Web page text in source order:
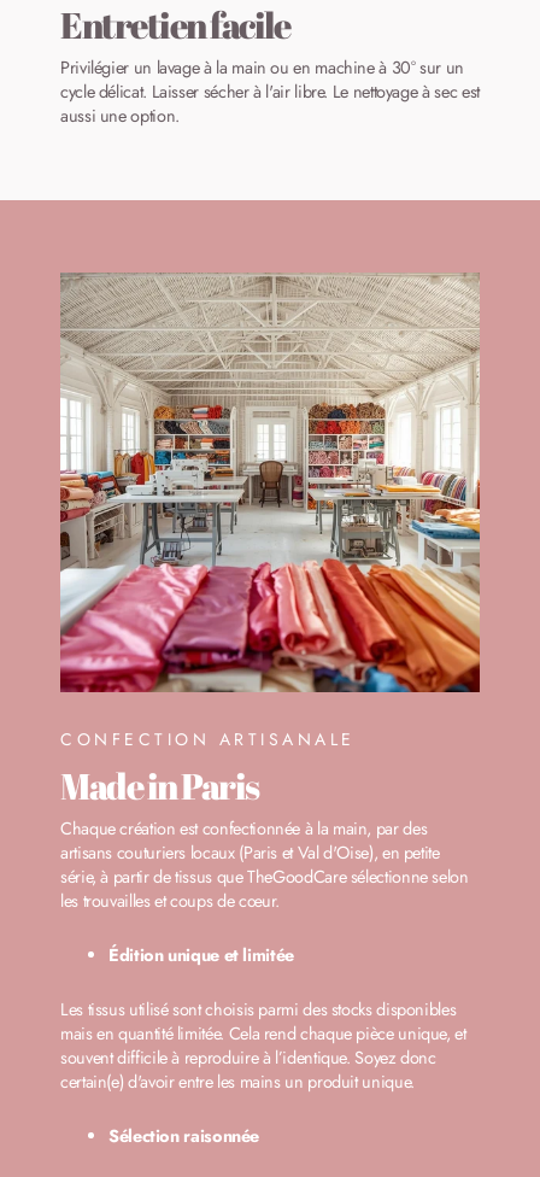
Entretien facile
Privilégier un lavage à la main ou en machine à 30° sur un
cycle délicat. Laisser sécher à l'air libre. Le nettoyage à sec est
aussi une option.
CONFECTION ARTISANALE
Made in Paris
Chaque création est confectionnée à la main, par des
artisans couturiers locaux (Paris et Val d'Oise), en petite
série, à partir de tissus que TheGoodCare sélectionne selon
les trouvailles et coups de cœur.
Édition unique et limitée
Les tissus utilisé sont choisis parmi des stocks disponibles
mais en quantité limitée. Cela rend chaque pièce unique, et
souvent difficile à reproduire à l’identique. Soyez donc
certain(e) d'avoir entre les mains un produit unique.
Sélection raisonnée